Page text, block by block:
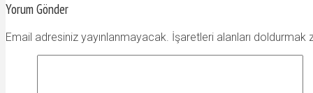
Yorum Gönder
Email adresiniz yayınlanmayacak. İşaretleri alanları doldurmak